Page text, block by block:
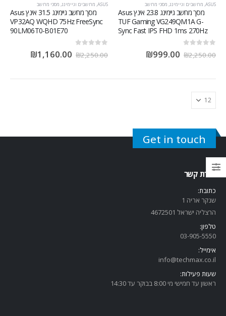
ASUS
, מחשבים וגיימינג, מסכי מחשב
מסך מחשב גיימינג 23.8 אינץ Asus
TUF Gaming VG249QM1A G-
Sync Fast IPS FHD 1ms 270Hz
₪2,250.00
₪999.00
ASUS
, מחשבים וגיימינג, מסכי מחשב
מסך מחשב גיימינג 31.5 אינץ Asus
VP32AQ WQHD 75Hz FreeSync
90LM06T0-B01E70
₪2,250.00
₪1,160.00
Get in touch
יצירת קשר
כתובת:
שנקר אריה 1
הרצליה ישראל 4672501
טלפון:
03-905-5550
אימייל:
info@techmax.co.il
שעות פעילות:
ראשון עד חמישי מי 8:00 בבוקר עד 14:30